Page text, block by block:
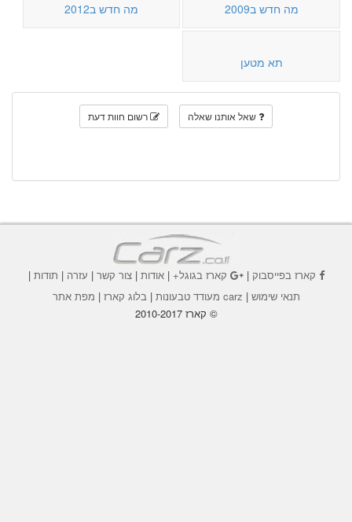
מה חדש ב2009 מה חדש ב2012
תא מטען
שאל אותנו שאלה רשום חוות דעת
קארז בפייסבוק| קארז בגוגל+|אודות |צור קשר | עזרה | תודות |
תנאי שימוש | carz מעודד טבעונות | בלוג קארז | מפת אתר
© קארז 2010-2017